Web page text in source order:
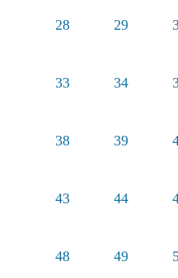
28 29
33 34
38 39
43 44
48 49